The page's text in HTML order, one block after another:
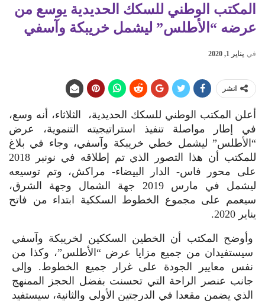
المكتب الوطني للسكك الحديدية يوسع من
عرضه “الأطلس” ليشمل خريبكة وآسفي
في يناير 1, 2020
انشر
أعلن المكتب الوطني للسكك الحديدية، الثلاثاء، أنه وسع،
في إطار مواصلة تنفيذ استراتيجيته التنموية، عرض
“الأطلس” ليشمل خطي خريبكة وآسفي، وجاء في بلاغ
للمكتب أن هذا التصور الذي تم إطلاقه في نونبر 2018
على محور فاس- الدار البيضاء- مراكش، وتم توسيعه
ليشمل في مارس 2019 جهة الشمال وجهة الشرق،
سيعمم على مجموع الخطوط السككية ابتداء من فاتح
يناير 2020.
وأوضح المكتب أن الخطين السككين لخريبكة وآسفي
سيستفيدان من جميع مزايا عرض “الأطلس”، وكذا من
نفس معايير الجودة على غرار جميع الخطوط. وإلى
جانب عنصر الراحة التي تحسنت بفضل الحجز الممنهج
الذي يضمن مقعدا في الدرجتين الأولى والثانية، سيستفيد